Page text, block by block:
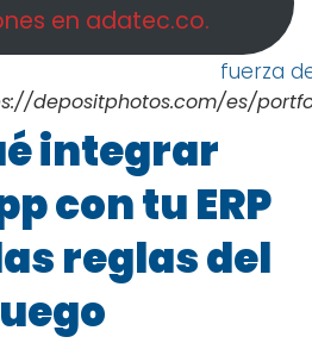
en adatec.co.
depositphotos.com/es/
integrar
con tu ERP
reglas del